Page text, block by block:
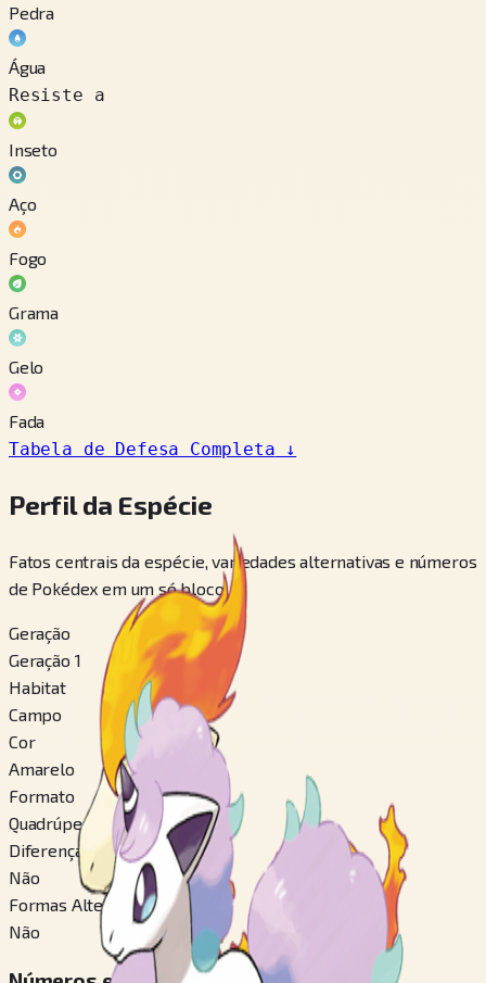
Pedra
Água
Resiste a
Inseto
Aço
Fogo
Grama
Gelo
Fada
Tabela de Defesa Completa ↓
Perfil da Espécie
Fatos centrais da espécie, variedades alternativas e números
de Pokédex em um só bloco.
Geração
Geração 1
Habitat
Campo
Cor
Amarelo
Formato
Quadrúpede
Diferença de Gênero
Não
Formas Alternáveis
Não